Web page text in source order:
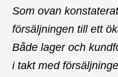
Som ovan
försäljningen till ett
Både lager och
i takt med